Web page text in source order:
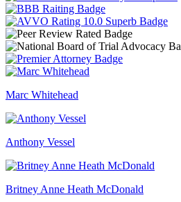
Marc Whitehead
Anthony Vessel
Britney Anne Heath McDonald